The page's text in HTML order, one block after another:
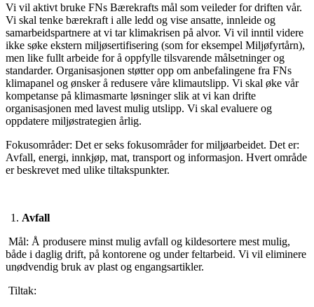
Vi vil aktivt bruke FNs Bærekrafts mål som veileder for driften vår.
Vi skal tenke bærekraft i alle ledd og vise ansatte, innleide og
samarbeidspartnere at vi tar klimakrisen på alvor. Vi vil inntil videre
ikke søke ekstern miljøsertifisering (som for eksempel Miljøfyrtårn),
men like fullt arbeide for å oppfylle tilsvarende målsetninger og
standarder. Organisasjonen støtter opp om anbefalingene fra FNs
klimapanel og ønsker å redusere våre klimautslipp. Vi skal øke vår
kompetanse på klimasmarte løsninger slik at vi kan drifte
organisasjonen med lavest mulig utslipp. Vi skal evaluere og
oppdatere miljøstrategien årlig.
Fokusområder: Det er seks fokusområder for miljøarbeidet. Det er:
Avfall, energi, innkjøp, mat, transport og informasjon. Hvert område
er beskrevet med ulike tiltakspunkter.
1. Avfall
Mål: Å produsere minst mulig avfall og kildesortere mest mulig,
både i daglig drift, på kontorene og under feltarbeid. Vi vil eliminere
unødvendig bruk av plast og engangsartikler.
Tiltak: